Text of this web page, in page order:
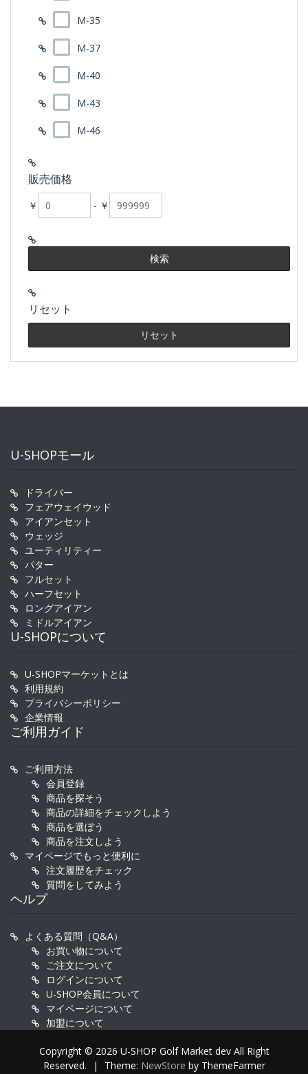
M-35
M-37
M-40
M-43
M-46
販売価格
￥ - ￥
リセット
U-SHOPモール
ドライバー
フェアウェイウッド
アイアンセット
ウェッジ
ユーティリティー
パター
フルセット
ハーフセット
ロングアイアン
ミドルアイアン
U-SHOPについて
U-SHOPマーケットとは
利用規約
プライバシーポリシー
企業情報
ご利用ガイド
ご利用方法
会員登録
商品を探そう
商品の詳細をチェックしよう
商品を選ぼう
商品を注文しよう
マイページでもっと便利に
注文履歴をチェック
質問をしてみよう
ヘルプ
よくある質問（Q&A）
お買い物について
ご注文について
ログインについて
U-SHOP会員について
マイページについて
加盟について
Copyright © 2026 U-SHOP Golf Market dev All Right
Reserved.
| Theme: NewStore by ThemeFarmer